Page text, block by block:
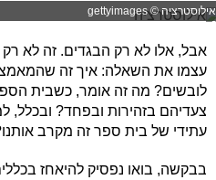
אילוסטרציה © gettyimages
אבל, אלו לא רק הבגדים. זה לא
עצמו את השאלה: איך זה
לובשים? מה זה אומר, כשבית
צעדיהם בזהירות ובפחד? ובכלל,
עתידי של בית ספר זה מקרב
בבקשה, בואו נפסיק להיאחז